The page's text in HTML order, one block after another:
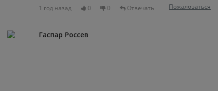
1 год назад 0 0 Отвечать Пожаловаться
Гаспар Россев